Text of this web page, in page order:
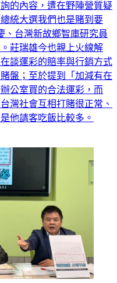
的內容，遭在野陣營質疑
統大選我們也是賭到要
、台灣新故鄉智庫研究員
莊瑞雄今也親上火線解
談運彩的賠率與行銷方式
盤；至於提到「加減有在
公室買的合法運彩，而
灣社會互相打賭很正常、
他請客吃飯比較多。